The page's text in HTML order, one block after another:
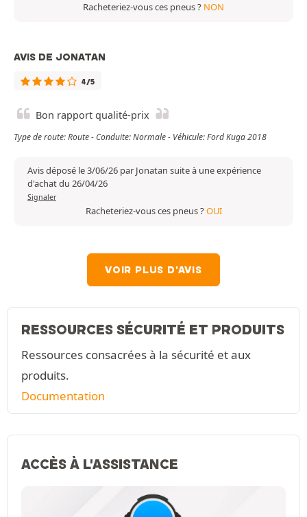
Racheteriez-vous ces pneus ? NON
AVIS DE JONATAN
4/5
Bon rapport qualité-prix
Type de route: Route - Conduite: Normale - Véhicule: Ford Kuga 2018
Avis déposé le 3/06/26 par Jonatan suite à une expérience
d'achat du 26/04/26
Signaler
Racheteriez-vous ces pneus ?OUI
VOIR PLUS D'AVIS
RESSOURCES SÉCURITÉ ET PRODUITS
Ressources consacrées à la sécurité et aux
produits.
Documentation
ACCÈS À L'ASSISTANCE